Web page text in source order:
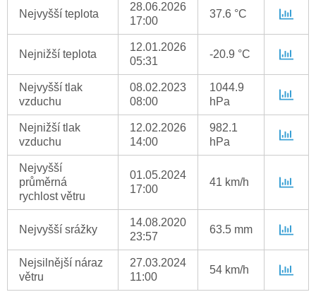
Nejvyšší teplota
28.06.2026
17:00
37.6 °C
Nejnižší teplota
12.01.2026
05:31
-20.9 °C
Nejvyšší tlak
vzduchu
08.02.2023
08:00
1044.9
hPa
Nejnižší tlak
vzduchu
12.02.2026
14:00
982.1
hPa
Nejvyšší
průměrná
rychlost větru
01.05.2024
17:00
41 km/h
Nejvyšší srážky
14.08.2020
23:57
63.5 mm
Nejsilnější náraz
větru
27.03.2024
11:00
54 km/h